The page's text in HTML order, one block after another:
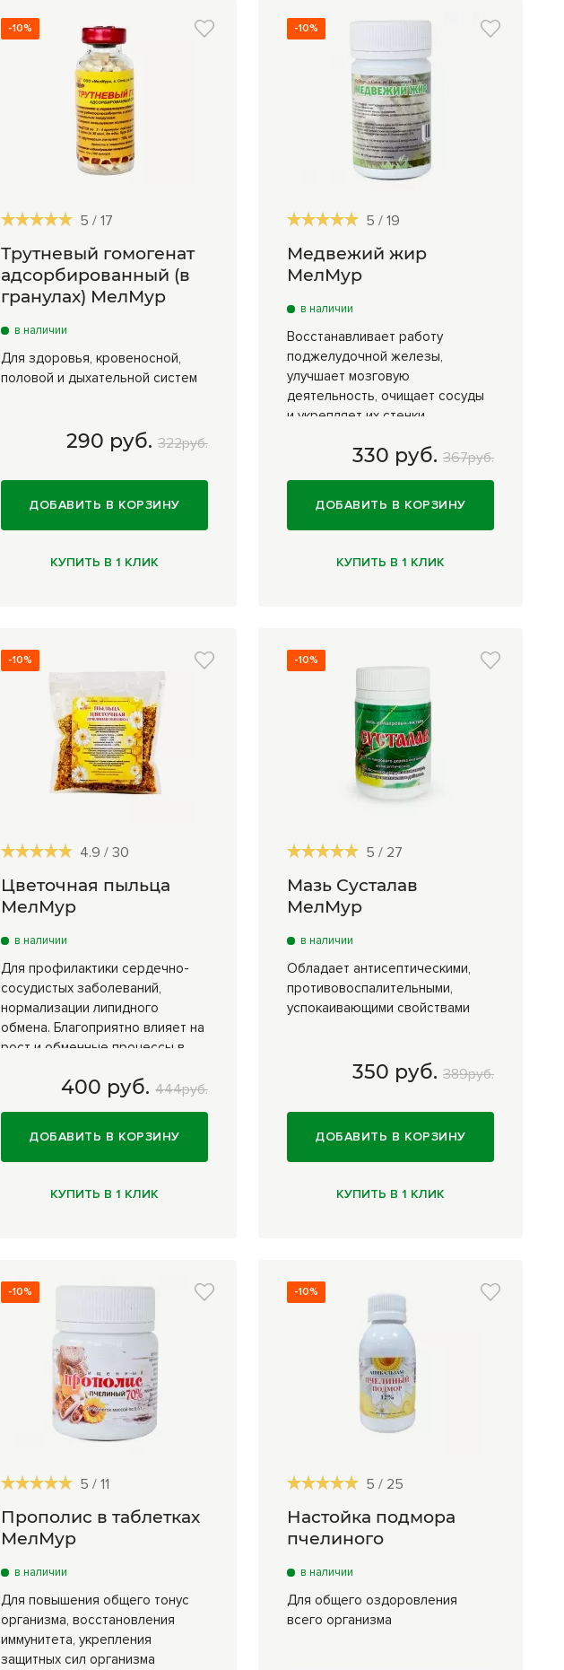
-10%
5 / 17
Трутневый гомогенат
адсорбированный (в
гранулах) МелМур
в наличии
Для здоровья, кровеносной,
половой и дыхательной систем
290 руб. 322руб.
290 руб.
ДОБАВИТЬ В КОРЗИНУ
КУПИТЬ В 1 КЛИК
-10%
5 / 19
Медвежий жир
МелМур
в наличии
Восстанавливает работу
поджелудочной железы,
улучшает мозговую
деятельность, очищает сосуды
и укрепляет их стенки
330 руб. 367руб.
330 руб.
ДОБАВИТЬ В КОРЗИНУ
КУПИТЬ В 1 КЛИК
-10%
4.9 / 30
Цветочная пыльца
МелМур
в наличии
Для профилактики сердечно-
сосудистых заболеваний,
нормализации липидного
обмена. Благоприятно влияет на
рост и обменные процессы в
400 руб. 444руб.
100 гр 400 руб.
ДОБАВИТЬ В КОРЗИНУ
КУПИТЬ В 1 КЛИК
-10%
5 / 27
Мазь Сусталав
МелМур
в наличии
Обладает антисептическими,
противовоспалительными,
успокаивающими свойствами
350 руб. 389руб.
350 руб.
ДОБАВИТЬ В КОРЗИНУ
КУПИТЬ В 1 КЛИК
-10%
5 / 11
Прополис в таблетках
МелМур
в наличии
Для повышения общего тонус
организма, восстановления
иммунитета, укрепления
защитных сил организма
-10%
5 / 25
Настойка подмора
пчелиного
в наличии
Для общего оздоровления
всего организма